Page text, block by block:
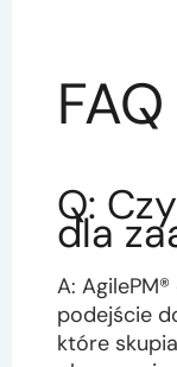
FAQ
Q:
dla
A:
podejście
które